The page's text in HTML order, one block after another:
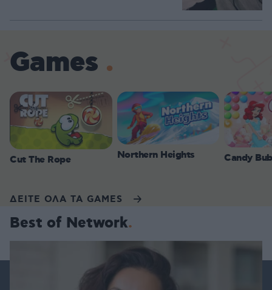
Games
Cut The Rope Northern Heights Candy
ΔΕΙΤΕ ΟΛΑ ΤΑ GAMES
Best of Network